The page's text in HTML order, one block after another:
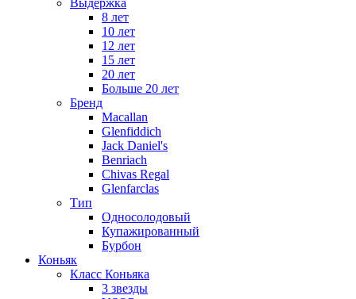
8 лет
10 лет
12 лет
15 лет
20 лет
Больше 20 лет
Бренд
Macallan
Glenfiddich
Jack Daniel's
Benriach
Chivas Regal
Glenfarclas
Тип
Односолодовый
Купажированный
Бурбон
Коньяк
Класс Коньяка
3 звезды